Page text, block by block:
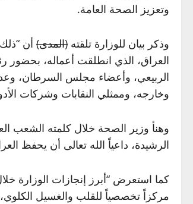
وتعزيز الصحة العامة.
وذكر بيان للوزارة تلقته (المدى) أن
العراق، الذي انطلقت أعماله، بحضور
الربيعي، وأعضاء مجلس السرطان، وعدد
وخارجه، وممثلي النقابات وشركات
وهنأ وزير الصحة خلال كلمته الشعب
الرشيدة، داعياً الله تعالى أن يحفظ
مركزاً تخصصياً للقلب والغسيل الكلوي، وافتتاح 7 مراكز جديدة ومستشفى لعلاج السرطان، فضلاً عن تركيب 16 معجلاً خطياً